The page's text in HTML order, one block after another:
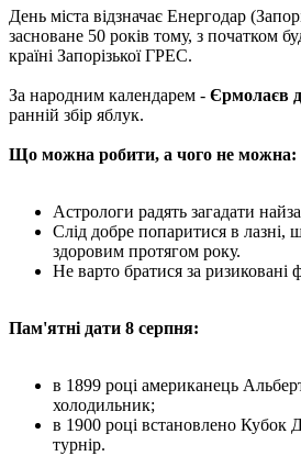
День міста відзначає Енергодар
засноване 50 років тому, з початком
країні Запорізької ГРЕС.
За народним календарем - Єрмолаєв
ранній збір яблук.
Що можна робити, а чого не можна:
Астрологи радять загадати
Слід добре попаритися в лазні,
здоровим протягом року.
Не варто братися за ризиковані
Пам'ятні дати 8 серпня:
в 1899 році американець
холодильник;
в 1900 році встановлено Кубок
турнір.